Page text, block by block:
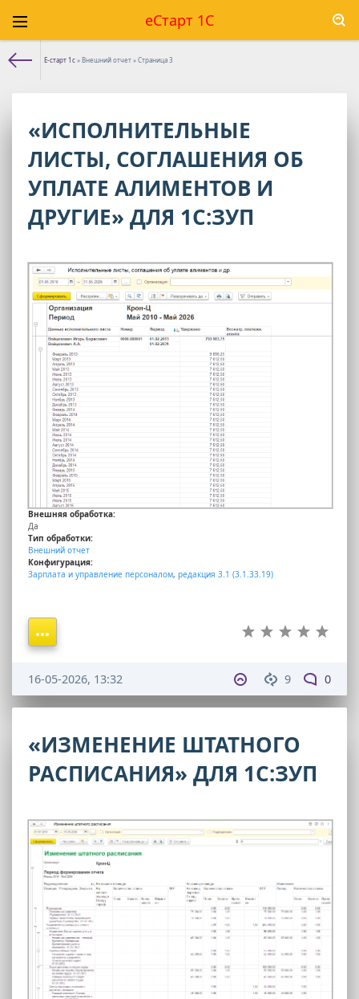
еСтарт 1С
Е-старт 1с» Внешний отчет » Страница 3
«ИСПОЛНИТЕЛЬНЫЕ
ЛИСТЫ, СОГЛАШЕНИЯ ОБ
УПЛАТЕ АЛИМЕНТОВ И
ДРУГИЕ» ДЛЯ 1С:ЗУП
Внешняя обработка:
Да
Тип обработки:
Внешний отчет
Конфигурация:
Зарплата и управление персоналом, редакция 3.1 (3.1.33.19)
9 0
16-05-2026, 13:32
«ИЗМЕНЕНИЕ ШТАТНОГО
РАСПИСАНИЯ» ДЛЯ 1С:ЗУП